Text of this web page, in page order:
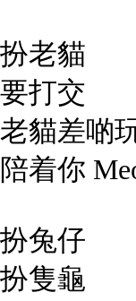
老貓
打交
貓差啲
你
兔仔
隻龜